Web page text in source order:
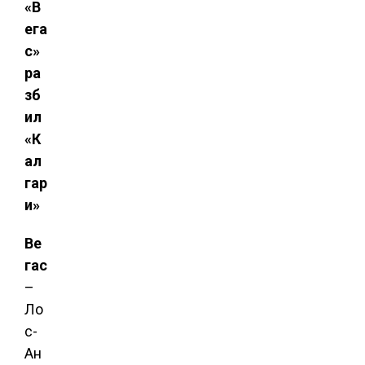
«В
ега
с»
ра
зб
ил
«К
ал
гар
и»
Ве
гас
–
Ло
с-
Ан